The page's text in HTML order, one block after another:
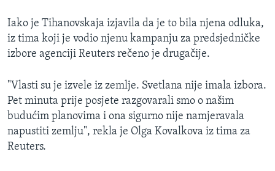
Iako je Tihanovskaja izjavila da je to bila njena odluka,
iz tima koji je vodio njenu kampanju za predsjedničke
izbore agenciji Reuters rečeno je drugačije.
"Vlasti su je izvele iz zemlje. Svetlana nije imala izbora.
Pet minuta prije posjete razgovarali smo o našim
budućim planovima i ona sigurno nije namjeravala
napustiti zemlju", rekla je Olga Kovalkova iz tima za
Reuters.